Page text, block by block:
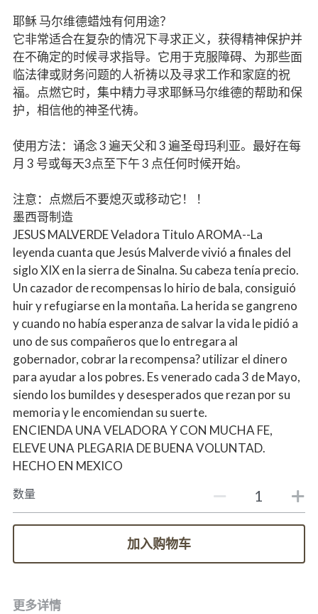
耶稣 马尔维德蜡烛有何用途？
它非常适合在复杂的情况下寻求正义，获得精神保护并
在不确定的时候寻求指导。它用于克服障碍、为那些面
临法律或财务问题的人祈祷以及寻求工作和家庭的祝
福。点燃它时，集中精力寻求耶稣马尔维德的帮助和保
护，相信他的神圣代祷。
使用方法：诵念 3 遍天父和 3 遍圣母玛利亚。最好在每
月 3 号或每天3点至下午 3 点任何时候开始。
注意：点燃后不要熄灭或移动它！ ！
墨西哥制造
JESUS MALVERDE Veladora Titulo AROMA--La
leyenda cuanta que Jesús Malverde vivió a finales del
siglo XIX en la sierra de Sinalna. Su cabeza tenía precio.
Un cazador de recompensas lo hirio de bala, consiguió
huir y refugiarse en la montaña. La herida se gangreno
y cuando no había esperanza de salvar la vida le pidió a
uno de sus compañeros que lo entregara al
gobernador, cobrar la recompensa? utilizar el dinero
para ayudar a los pobres. Es venerado cada 3 de Mayo,
siendo los bumildes y desesperados que rezan por su
memoria y le encomiendan su suerte.
ENCIENDA UNA VELADORA Y CON MUCHA FE,
ELEVE UNA PLEGARIA DE BUENA VOLUNTAD.
HECHO EN MEXICO
数量
加入购物车
更多详情